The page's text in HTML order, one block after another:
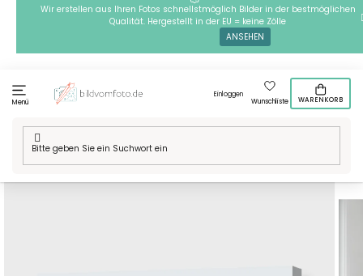
springen
Wir erstellen aus Ihren Fotos schnellstmöglich Bilder in der bestmöglichen
Qualität. Hergestellt in der EU = keine Zölle
ANSEHEN
Menü
Einloggen
Wunschliste
WARENKORB
Startseite
/ Technik / Malen nach Zahlen - Morgen Prag